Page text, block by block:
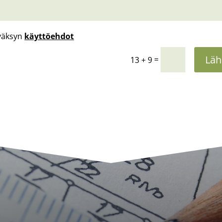
käyttöehdot
13 + 9=